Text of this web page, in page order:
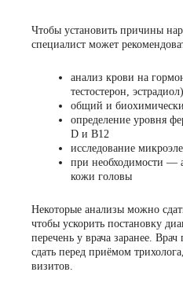
Чтобы установить причины
специалист может
анализ крови на
тестостерон, эстрадиол)
общий и
определение уровня
D и B12
исследование
при необходимости —
кожи головы
Некоторые анализы можно
чтобы ускорить постановку
перечень у врача заранее.
сдать перед приёмом
визитов.